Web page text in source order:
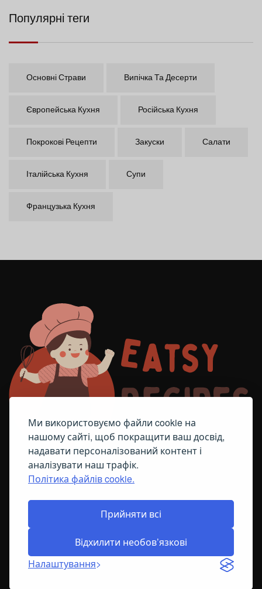
Ми використовуємо файли cookie на
нашому сайті, щоб покращити ваш досвід,
надавати персоналізований контент і
аналізувати наш трафік.
Політика файлів cookie.
Прийняти всі
Відхилити необов’язкові
Налаштування
Популярні теги
Основні Страви Випічка Та Десерти
Європейська Кухня Російська Кухня
Покрокові Рецепти Закуски Салати
Італійська Кухня Супи
Французька Кухня
ПОЛІТИКА ЩОДО ФАЙЛІВ COOKIE
© All Right Reserved2026